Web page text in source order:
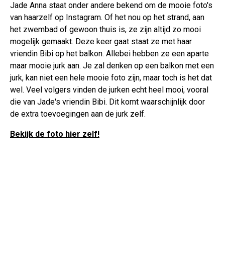
Jade Anna staat onder andere bekend om de mooie foto's
van haarzelf op Instagram. Of het nou op het strand, aan
het zwembad of gewoon thuis is, ze zijn altijd zo mooi
mogelijk gemaakt. Deze keer gaat staat ze met haar
vriendin Bibi op het balkon. Allebei hebben ze een aparte
maar mooie jurk aan. Je zal denken op een balkon met een
jurk, kan niet een hele mooie foto zijn, maar toch is het dat
wel. Veel volgers vinden de jurken echt heel mooi, vooral
die van Jade's vriendin Bibi. Dit komt waarschijnlijk door
de extra toevoegingen aan de jurk zelf.
Bekijk de foto hier zelf!